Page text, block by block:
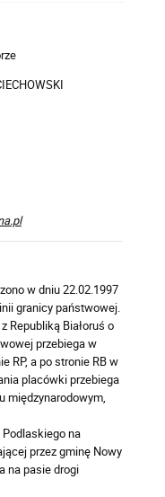
w dniu 22.02.1997
granicy państwowej.
Republiką Białoruś o
przebiega w
RP, a po stronie RB w
placówki przebiega
międzynarodowym,
na
przez gminę Nowy
na pasie drogi